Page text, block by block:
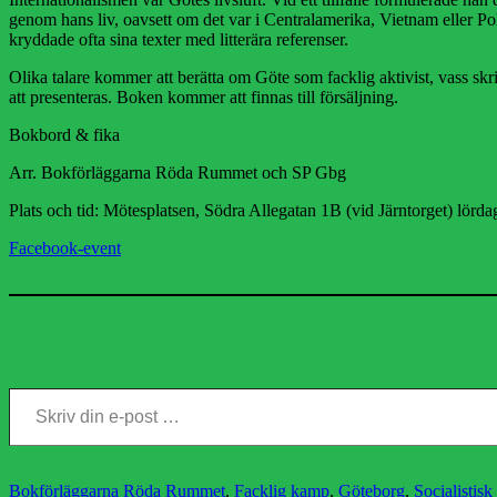
genom hans liv, oavsett om det var i Centralamerika, Vietnam eller
kryddade ofta sina texter med litterära referenser.
Olika talare kommer att berätta om Göte som facklig aktivist, vass
att presenteras. Boken kommer att finnas till försäljning.
Bokbord & fika
Arr. Bokförläggarna Röda Rummet och SP Gbg
Plats och tid: Mötesplatsen, Södra Allegatan 1B (vid Järntorget)
Facebook-event
Skriv din e-post …
Kategorier
Bokförläggarna Röda Rummet, Facklig kamp, Göteborg,